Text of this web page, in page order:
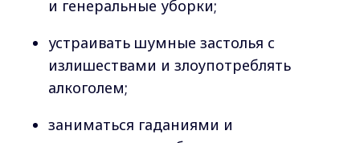
и генеральные уборки;
устраивать шумные застолья с
излишествами и злоупотреблять
алкоголем;
заниматься гаданиями и